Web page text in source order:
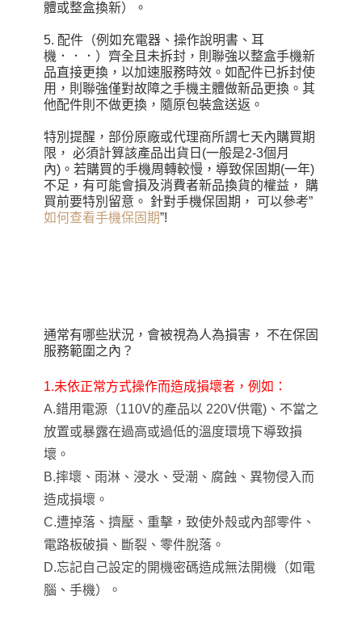
體或整盒換新）。
5. 配件（例如充電器、操作說明書、耳
機．．．）齊全且未拆封，則聯強以整盒手機新
品直接更換，以加速服務時效。如配件已拆封使
用，則聯強僅對故障之手機主體做新品更換。其
他配件則不做更換，隨原包裝盒送返。
特別提醒，部份原廠或代理商所謂七天內購買期
限， 必須計算該產品出貨日(一般是2-3個月
內)。若購買的手機周轉較慢，導致保固期(一年)
不足，有可能會損及消費者新品換貨的權益， 購
買前要特別留意。 針對手機保固期， 可以參考”
如何查看手機保固期”!
通常有哪些狀況，會被視為人為損害， 不在保固
服務範圍之內？
1.未依正常方式操作而造成損壞者，例如：
A.錯用電源（110V的產品以 220V供電)、不當之
放置或暴露在過高或過低的溫度環境下導致損
壞。
B.摔壞、雨淋、浸水、受潮、腐蝕、異物侵入而
造成損壞。
C.遭掉落、擠壓、重擊，致使外殼或內部零件、
電路板破損、斷裂、零件脫落。
D.忘記自己設定的開機密碼造成無法開機（如電
腦、手機）。